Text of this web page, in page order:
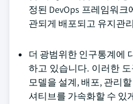
정된 DevOps 프레임워
관되게 배포되고 유지관
더 광범위한 인구통계에
하고 있습니다. 이러한
모델을 설계, 배포, 관리
셔티브를 가속화할 수 있